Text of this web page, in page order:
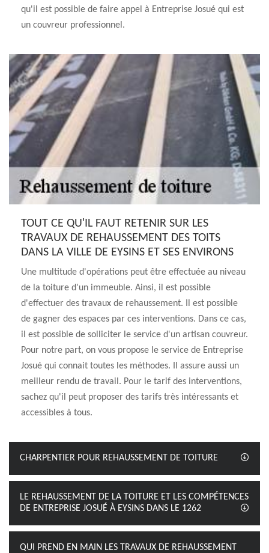
qu'il est possible de faire appel à Entreprise Josué qui est
un couvreur professionnel.
TOUT CE QU'IL FAUT RETENIR SUR LES
TRAVAUX DE REHAUSSEMENT DES TOITS
DANS LA VILLE DE EYSINS ET SES ENVIRONS
Une multitude d'opérations peut être effectuée au niveau
de la toiture d'un immeuble. Ainsi, il est possible
d'effectuer des travaux de rehaussement. Il est possible
de gagner des espaces par ces interventions. Dans ce cas,
il est possible de solliciter le service d'un artisan couvreur.
Pour notre part, on vous propose le service de Entreprise
Josué qui connait toutes les méthodes. Il assure aussi un
meilleur rendu de travail. Pour le tarif des interventions,
sachez qu'il peut proposer des tarifs très intéressants et
accessibles à tous.
CHARPENTIER POUR REHAUSSEMENT DE TOITURE
LE REHAUSSEMENT DE LA TOITURE ET LES COMPÉTENCES
DE ENTREPRISE JOSUÉ À EYSINS DANS LE 1262
QUI PREND EN MAIN LES TRAVAUX DE REHAUSSEMENT